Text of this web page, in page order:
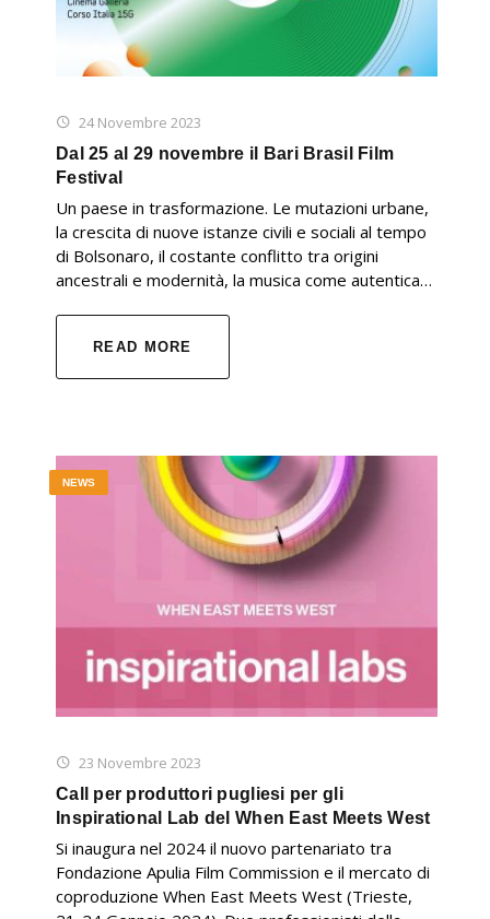
24 Novembre 2023
Dal 25 al 29 novembre il Bari Brasil Film
Festival
Un paese in trasformazione. Le mutazioni urbane,
la crescita di nuove istanze civili e sociali al tempo
di Bolsonaro, il costante conflitto tra origini
ancestrali e modernità, la musica come autentica…
READ MORE
23 Novembre 2023
NEWS
Call per produttori pugliesi per gli
Inspirational Lab del When East Meets West
Si inaugura nel 2024 il nuovo partenariato tra
Fondazione Apulia Film Commission e il mercato di
coproduzione When East Meets West (Trieste,